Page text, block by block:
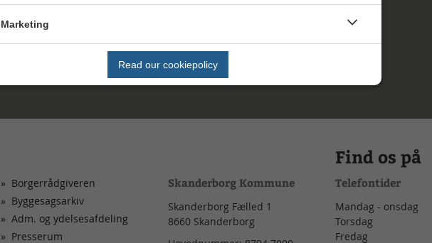
Fredag: kl. 09.00 - 13.00
Borgerrådgiveren
Byggesagsarkiv
Adm. og ydelsesafdeling
Presserum
Skanderborg Kommune
Skanderborg Fælled 1
8660 Skanderborg
Find os på
Telefontider
Mandag - onsdag
Torsdag
Fredag
Marketing
Read our cookiepolicy